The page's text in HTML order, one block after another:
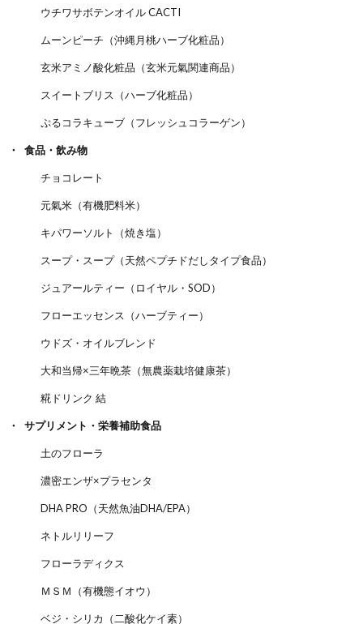
ウチワサボテンオイル CACTI
ムーンピーチ（沖縄月桃ハーブ化粧品）
玄米アミノ酸化粧品（玄米元氣関連商品）
スイートブリス（ハーブ化粧品）
ぷるコラキューブ（フレッシュコラーゲン）
食品・飲み物
チョコレート
元氣米（有機肥料米）
キパワーソルト（焼き塩）
スープ・スープ（天然ペプチドだしタイプ食品）
ジュアールティー（ロイヤル・SOD）
フローエッセンス（ハーブティー）
ウドズ・オイルブレンド
大和当帰×三年晩茶（無農薬栽培健康茶）
糀ドリンク 結
サプリメント・栄養補助食品
土のフローラ
濃密エンザ×プラセンタ
DHA PRO（天然魚油DHA/EPA）
ネトルリリーフ
フローラディクス
ＭＳＭ（有機態イオウ）
ベジ・シリカ（二酸化ケイ素）